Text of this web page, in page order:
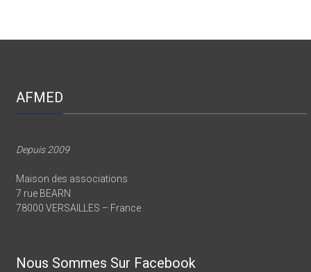
AFMED
Depuis 2009
Maison des associations
7 rue BEARN
78000 VERSAILLES – France
Nous Sommes Sur Facebook